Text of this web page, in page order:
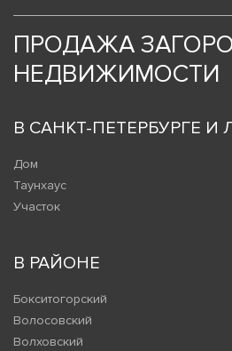
ПРОДАЖА
НЕДВИЖИМОСТИ
В САНКТ-ПЕТЕРБУРГЕ И
Дом
Таунхаус
Участок
В РАЙОНЕ
Бокситогорский
Волосовский
Волховский